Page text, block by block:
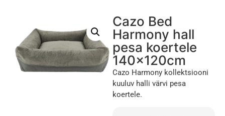
Cazo Bed
Harmony hall
pesa koertele
140x120cm
Cazo Harmony kollektsiooni
kuuluv halli värvi pesa
koertele.